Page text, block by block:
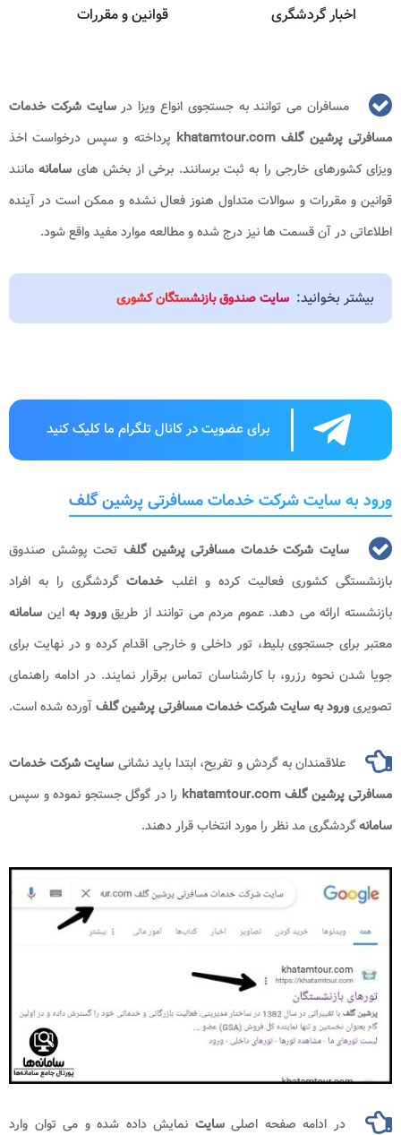
اخبار گردشگری قوانین و مقررات
مسافران می توانند به جستجوی انواع ویزا درسایت شرکت خدمات
مسافرتی پرشین گلف khatamtour.com
پرداخته و سپس درخواست اخذ
ویزای کشورهای خارجی را به ثبت برسانند. برخی از بخش های سامانه مانند
قوانین و مقررات و سوالات متداول هنوز فعال نشده و ممکن است در آینده
اطلاعاتی در آن قسمت ها نیز درج شده و مطالعه موارد مفید واقع شود.
بیشتر بخوانید: سایت صندوق بازنشستگان کشوری
برای عضویت در کانال تلگرام ما کلیک کنید
ورود به سایت شرکت خدمات مسافرتی پرشین گلف
سایت شرکت خدمات مسافرتی پرشین گلف تحت پوشش صندوق
بازنشستگی کشوری فعالیت کرده و اغلبخدماتگردشگری را به افراد
بازنشسته ارائه می دهد. عموم مردم می توانند از طریقورود بهاین سامانه
معتبر برای جستجوی بلیط، تور داخلی و خارجی اقدام کرده و در نهایت برای
جویا شدن نحوه رزرو، با کارشناسان تماس برقرار نمایند. در ادامه راهنمای
تصویریورود بهسایت شرکت خدمات مسافرتی پرشین گلفآورده شده است.
علاقمندان به گردش و تفریح، ابتدا باید نشانی سایت شرکت خدمات
مسافرتی پرشین گلف khatamtour.com
را در گوگل جستجو نموده و سپس
سامانهگردشگری مد نظر را مورد انتخاب قرار دهند.
در ادامه صفحه اصلیسایت نمایش داده شده و می توان وارد